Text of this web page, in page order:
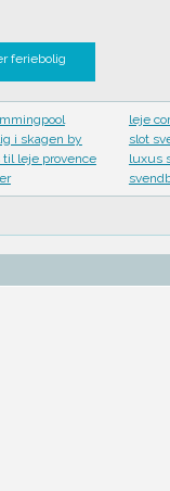
feriebolig
i skagen by
leje provence
leje
slot
luxus